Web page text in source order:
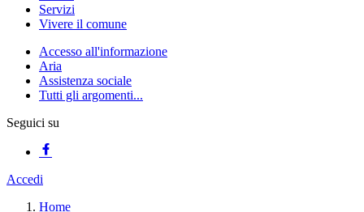
Servizi
Vivere il comune
Accesso all'informazione
Aria
Assistenza sociale
Tutti gli argomenti...
Seguici su
Accedi
Home